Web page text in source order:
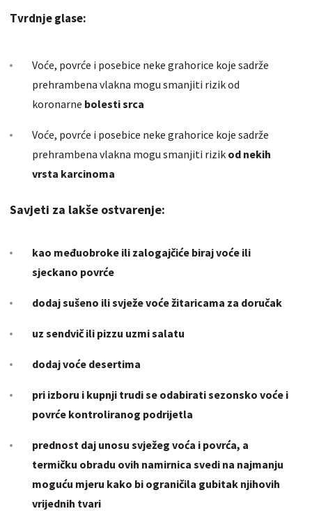
Tvrdnje glase:
Voće, povrće i posebice neke grahorice koje sadrže
prehrambena vlakna mogu smanjiti rizik od
koronarne bolesti srca
Voće, povrće i posebice neke grahorice koje sadrže
prehrambena vlakna mogu smanjiti rizik od nekih
vrsta karcinoma
Savjeti za lakše ostvarenje:
kao međuobroke ili zalogajčiće biraj voće ili
sjeckano povrće
dodaj sušeno ili svježe voćežitaricama za doručak
uz sendvič ili pizzu uzmi salatu
dodaj voće desertima
pri izboru i kupnji trudi se odabiratisezonsko voće i
povrće kontroliranog podrijetla
prednost daj unosu svježeg voća i povrća, a
termičku obradu ovih namirnica svedi na najmanju
moguću mjeru kako bi ograničila gubitak njihovih
vrijednih tvari